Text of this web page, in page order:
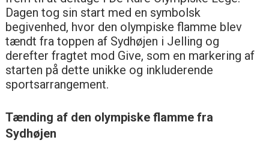
Dagen tog sin start med en symbolsk
begivenhed, hvor den olympiske flamme blev
tændt fra toppen af Sydhøjen i Jelling og
derefter fragtet mod Give, som en markering af
starten på dette unikke og inkluderende
sportsarrangement.
Tænding af den olympiske flamme fra
Sydhøjen